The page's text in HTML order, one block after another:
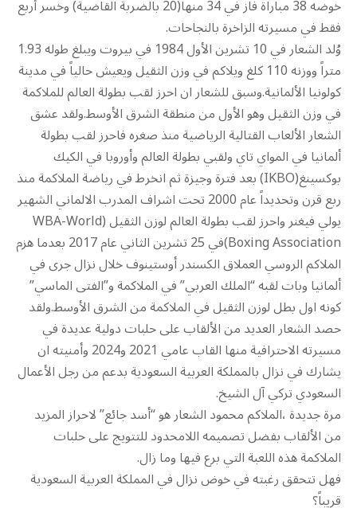
خوضه 38 مباراة فاز في 34 منها(20 بالضربة القاضية) وخسر أربع
فقط في مسيرته الزاخرة بالنجاحات.
وُلد الشعار في 10 تشرين الأول 1984 في بيروت ويبلغ طوله 1.93
متراً ووزنه 110 كلغ ويلاكم في وزن الثقيل ويعيش حالياً في مدينة
كولونيا الألمانية.وسبق للشعار ان احرز لقب بطولة العالم للملاكمة
في وزن الثقيل وهو الأول من منطقة الشرق الأوسط.ولقد عشق
الشعار الألعاب القتالية الرياضية منذ صغره فاحرز لقب بطولة
ألمانيا في المواي تاي ولقبي بطولة العالم وأوروبا في الكيك
بوكسينغ(IKBO) بعد فترة وجيزة ثم انخرط في رياضة الملاكمة منذ
ربع قرن وتحديداً عام 2000 تحت اشراف المدرب الالماني الشهير
يولي فيغنر واحرز لقب بطولة العالم لوزن الثقيل (WBA-World
Boxing Association)في 25 تشرين الثاني عام 2017 بعدما هزم
الملاكم الروسي العملاق الكسندر أوستينوف خلال نزال جرى في
ألمانيا وبات لقبه “الملك العربي” في الملاكمة و”الفتى الماسي”
كونه اول بطل لوزن الثقيل في الملاكمة من الشرق الأوسط.ولقد
حصد الشعار العديد من الألقاب على حلبات دولية عديدة في
مسيرته الاحترافية منها القاب عامي 2021 و2024 وأمنيته ان
يشارك في نزال بالمملكة العربية السعودية بدعم من رجل الأعمال
السعودي تركي آل الشيخ.
مرة جديدة ،الملاكم محمود الشعار هو “أسد جائع” لاحراز المزيد
من الألقاب بفضل تصميمه اللامحدود للتتويج على حلبات
الملاكمة هذه اللعبة التي برع فيها وما زال.
فهل تتحقق رغبته في خوض نزال في المملكة العربية السعودية
قريباً؟